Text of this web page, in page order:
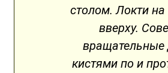
столом. Локти на
вверху.
кистями по и